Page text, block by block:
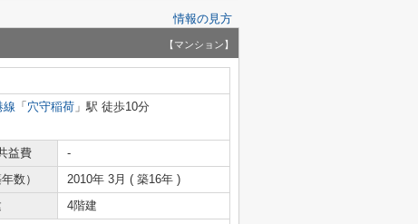
情報の見方
【マンション】
線 「 穴守稲荷 」駅 徒歩10分
益費
-
数）
2010年 3月 ( 築16年 )
4階建